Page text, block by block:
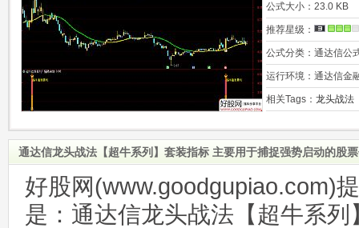
公式大小： 23.0 KB
推荐星级：
公式分类： 通达信公
运行环境： 通达信金
相关Tags： 龙头战法
通达信龙头战法【超牛系列】套装指标 主要用于捕捉强势启动的股
好股网(www.goodgupiao.com)
是：通达信龙头战法【超牛系